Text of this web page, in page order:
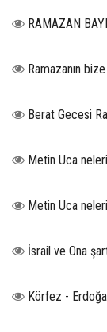
RAMAZAN
Ramazanın
Berat Gecesi
Metin Uca
Metin Uca
İsrail ve Ona
Körfez -